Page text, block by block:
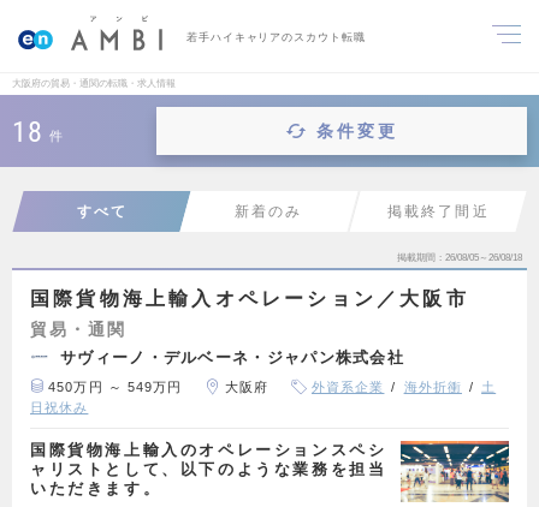
若手ハイキャリアのスカウト転職
大阪府の貿易・通関の転職・求人情報
18 件 条件変更
すべて 新着のみ 掲載終了間近
掲載期間 26/08/05～26/08/18
国際貨物海上輸入オペレーション／大阪市
貿易・通関
サヴィーノ・デルベーネ・ジャパン株式会社
450万円 ～ 549万円 大阪府 外資系企業 海外折衝
土
日祝休み
国際貨物海上輸入のオペレーションスペシ
ャリストとして、以下のような業務を担当
いただきます。